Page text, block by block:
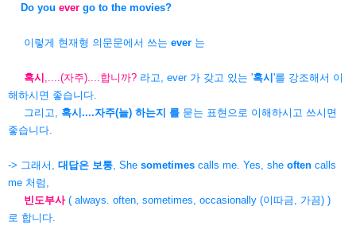
Do you ever go to the movies?
이렇게 현재형 의문문에서 쓰는 ever 는
혹시 ,....(자주)....합니까? 라고, ever 가 갖고 있는 '혹시 '를 강조해서 이
해하시면 좋습니다.
그리고,
혹시....자주(늘) 하는지 를 묻는 표현으로 이해하시고 쓰시면
좋습니다.
-> 그래서, 대답은 보통 , She sometimes calls me. Yes, she often calls
me 처럼,
빈도부사( always. often, sometimes, occasionally (이따금, 가끔) )
로 합니다.